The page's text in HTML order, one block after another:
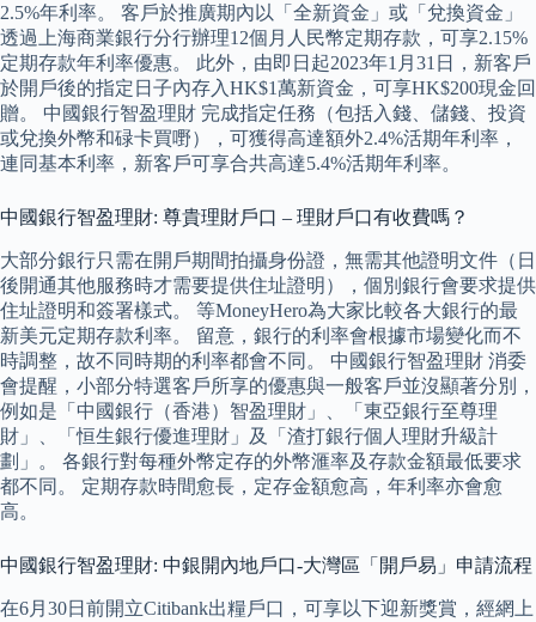
2.5%年利率。 客戶於推廣期內以「全新資金」或「兌換資金」
透過上海商業銀行分行辦理12個月人民幣定期存款，可享2.15%
定期存款年利率優惠。 此外，由即日起2023年1月31日，新客戶
於開戶後的指定日子內存入HK$1萬新資金，可享HK$200現金回
贈。 中國銀行智盈理財 完成指定任務（包括入錢、儲錢、投資
或兌換外幣和碌卡買嘢），可獲得高達額外2.4%活期年利率，
連同基本利率，新客戶可享合共高達5.4%活期年利率。
中國銀行智盈理財: 尊貴理財戶口 – 理財戶口有收費嗎？
大部分銀行只需在開戶期間拍攝身份證，無需其他證明文件（日
後開通其他服務時才需要提供住址證明），個別銀行會要求提供
住址證明和簽署樣式。 等MoneyHero為大家比較各大銀行的最
新美元定期存款利率。 留意，銀行的利率會根據市場變化而不
時調整，故不同時期的利率都會不同。 中國銀行智盈理財 消委
會提醒，小部分特選客戶所享的優惠與一般客戶並沒顯著分別，
例如是「中國銀行（香港）智盈理財」、「東亞銀行至尊理
財」、「恒生銀行優進理財」及「渣打銀行個人理財升級計
劃」。 各銀行對每種外幣定存的外幣滙率及存款金額最低要求
都不同。 定期存款時間愈長，定存金額愈高，年利率亦會愈
高。
中國銀行智盈理財: 中銀開內地戶口-大灣區「開戶易」申請流程
在6月30日前開立Citibank出糧戶口，可享以下迎新獎賞，經網上